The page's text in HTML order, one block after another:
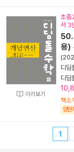
미리보기
초중
서 3
50.
용)
디딤
디딤
책소
양탄
1